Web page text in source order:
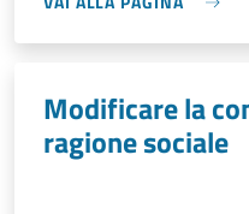
Modificare la
ragione sociale